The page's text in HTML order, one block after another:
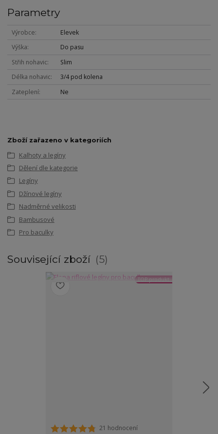
Parametry
Výrobce
Elevek
Výška
Do pasu
Střih nohavic
Slim
Délka nohavic
3/4 pod kolena
Zateplení
Ne
Zboží zařazeno v kategoriích
Kalhoty a legíny
Dělení dle kategorie
Legíny
Džínové legíny
Nadměrné velikosti
Bambusové
Pro baculky
Související zboží 5
TOP produkt
21 hodnocení